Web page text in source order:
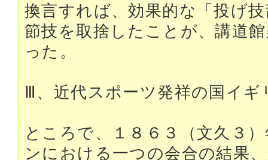
換言すれば、効果的な「投げ
節技を取捨したことが、講道
った。
Ⅲ、近代スポーツ発祥の国イ
ところで、１８６３（文久３
ンにおける一つの会合の結果